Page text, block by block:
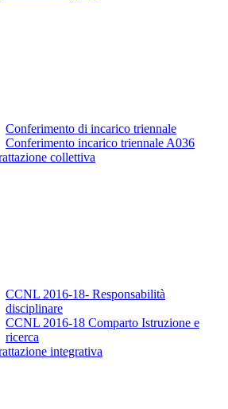
Conferimento di incarico triennale
Conferimento incarico triennale A036
collettiva
CCNL 2016-18- Responsabilità
disciplinare
CCNL 2016-18 Comparto Istruzione e
ricerca
integrativa